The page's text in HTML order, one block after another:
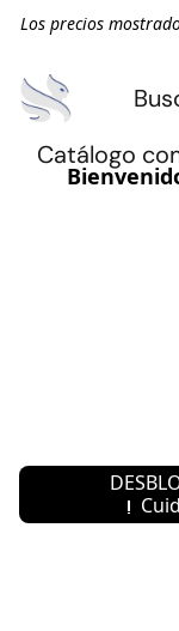
Los precios
Catálogo